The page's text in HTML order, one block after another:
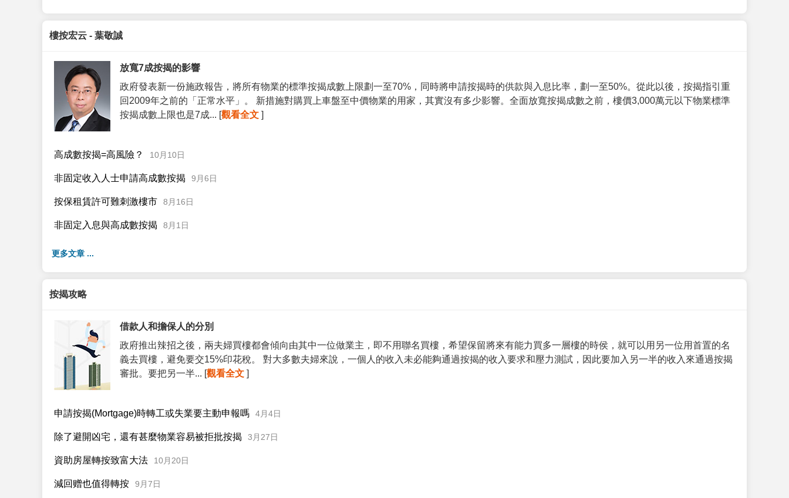
樓按宏云 - 葉敬誠
放寬7成按揭的影響
政府發表新一份施政報告，將所有物業的標準按揭成數上限劃一至70%，同時將申請按揭時的供款與入息比率，劃一至50%。從此以後，按揭指引重
回2009年之前的「正常水平」。 新措施對購買上車盤至中價物業的用家，其實沒有多少影響。全面放寬按揭成數之前，樓價3,000萬元以下物業標準
按揭成數上限也是7成... [觀看全文 ]
高成數按揭=高風險？ 10月10日
非固定收入人士申請高成數按揭 9月6日
按保租賃許可難刺激樓市 8月16日
非固定入息與高成數按揭 8月1日
更多文章 ...
按揭攻略
借款人和擔保人的分別
政府推出辣招之後，兩夫婦買樓都會傾向由其中一位做業主，即不用聯名買樓，希望保留將來有能力買多一層樓的時侯，就可以用另一位用首置的名
義去買樓，避免要交15%印花稅。 對大多數夫婦來說，一個人的收入未必能夠通過按揭的收入要求和壓力測試，因此要加入另一半的收入來通過按揭
審批。要把另一半... [觀看全文 ]
申請按揭(Mortgage)時轉工或失業要主動申報嗎 4月4日
除了避開凶宅，還有甚麼物業容易被拒批按揭 3月27日
資助房屋轉按致富大法 10月20日
減回赠也值得轉按 9月7日